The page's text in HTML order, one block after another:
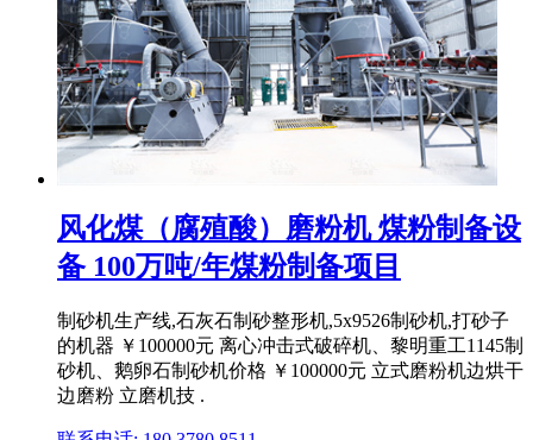
风化煤（腐殖酸）磨粉机 煤粉制备设
备 100万吨/年煤粉制备项目
制砂机生产线,石灰石制砂整形机,5x9526制砂机,打砂子
的机器 ￥100000元 离心冲击式破碎机、黎明重工1145制
砂机、鹅卵石制砂机价格 ￥100000元 立式磨粉机边烘干
边磨粉 立磨机技 .